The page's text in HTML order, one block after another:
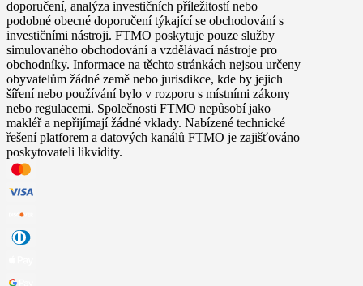
doporučení, analýza investičních příležitostí nebo
podobné obecné doporučení týkající se obchodování s
investičními nástroji. FTMO poskytuje pouze služby
simulovaného obchodování a vzdělávací nástroje pro
obchodníky. Informace na těchto stránkách nejsou určeny
obyvatelům žádné země nebo jurisdikce, kde by jejich
šíření nebo používání bylo v rozporu s místními zákony
nebo regulacemi. Společnosti FTMO nepůsobí jako
makléř a nepřijímají žádné vklady. Nabízené technické
řešení platforem a datových kanálů FTMO je zajišťováno
poskytovateli likvidity.